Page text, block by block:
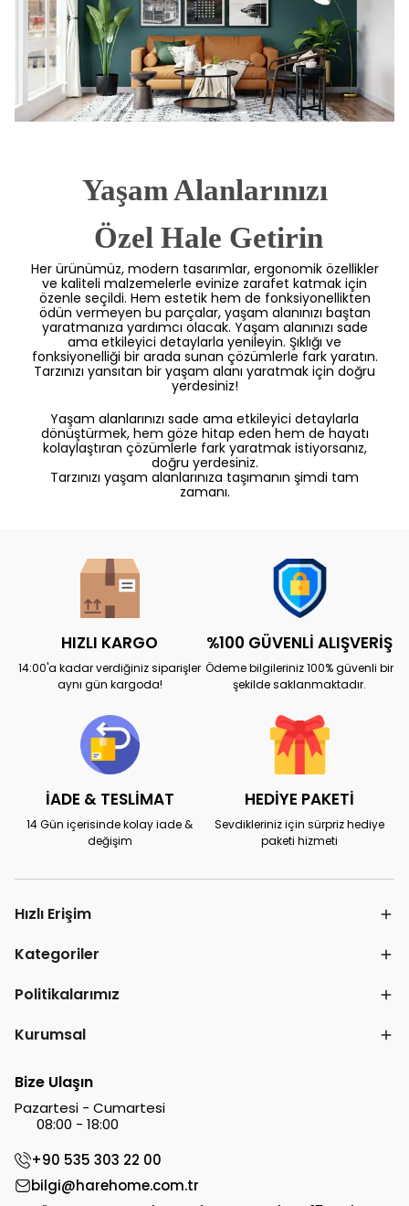
Yaşam Alanlarınızı
Özel Hale Getirin
Her ürünümüz, modern tasarımlar, ergonomik özellikler
ve kaliteli malzemelerle evinize zarafet katmak için
özenle seçildi. Hem estetik hem de fonksiyonellikten
ödün vermeyen bu parçalar, yaşam alanınızı baştan
yaratmanıza yardımcı olacak. Yaşam alanınızı sade
ama etkileyici detaylarla yenileyin. Şıklığı ve
fonksiyonelliği bir arada sunan çözümlerle fark yaratın.
Tarzınızı yansıtan bir yaşam alanı yaratmak için doğru
yerdesiniz!
Yaşam alanlarınızı sade ama etkileyici detaylarla
dönüştürmek, hem göze hitap eden hem de hayatı
kolaylaştıran çözümlerle fark yaratmak istiyorsanız,
doğru yerdesiniz.
Tarzınızı yaşam alanlarınıza taşımanın şimdi tam
zamanı.
HIZLI KARGO
14:00'a kadar verdiğiniz siparişler
aynı gün kargoda!
%100 GÜVENLİ ALIŞVERİŞ
Ödeme bilgileriniz 100% güvenli bir
şekilde saklanmaktadır.
İADE & TESLİMAT
14 Gün içerisinde kolay iade &
değişim
HEDİYE PAKETİ
Sevdikleriniz için sürpriz hediye
paketi hizmeti
Hızlı Erişim
Kategoriler
Politikalarımız
Kurumsal
Bize Ulaşın
Pazartesi - Cumartesi
08:00 - 18:00
+90 535 303 22 00
bilgi@harehome.com.tr